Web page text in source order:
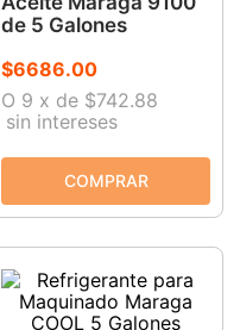
de 5 Galones
$6686.00
O 9 x de $742.88
sin intereses